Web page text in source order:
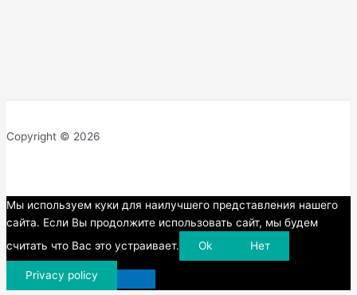
Copyright © 2026
Прокрутка
вверх
Мы используем куки для наилучшего представления нашего
сайта. Если Вы продолжите использовать сайт, мы будем
считать что Вас это устраивает.
Ok Нет
Privacy policy